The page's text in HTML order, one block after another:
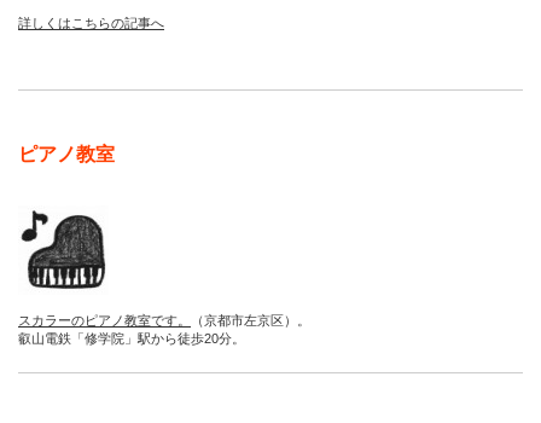
詳しくはこちらの記事へ
ピアノ教室
スカラーのピアノ教室です。
（京都市左京区）。
叡山電鉄「修学院」駅から徒歩20分。